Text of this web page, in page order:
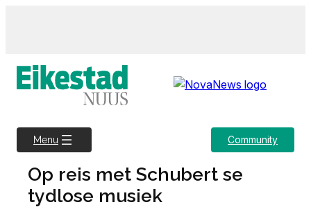
Menu Community
Op reis met Schubert se
tydlose musiek